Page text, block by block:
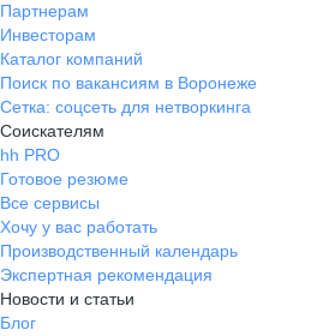
Партнерам
Инвесторам
Каталог компаний
Поиск по вакансиям в Воронеже
Сетка: соцсеть для нетворкинга
Соискателям
hh PRO
Готовое резюме
Все сервисы
Хочу у вас работать
Производственный календарь
Экспертная рекомендация
Новости и статьи
Блог